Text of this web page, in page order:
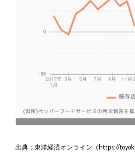
出典：東洋経済オンライン（https://